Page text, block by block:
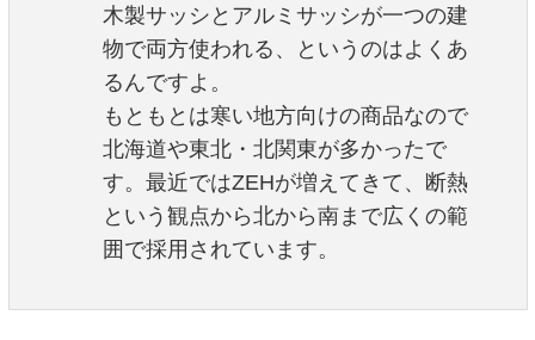
木製サッシとアルミサッシが一つの建
物で両方使われる、というのはよくあ
るんですよ。
もともとは寒い地方向けの商品なので
北海道や東北・北関東が多かったで
す。最近ではZEHが増えてきて、断熱
という観点から北から南まで広くの範
囲で採用されています。